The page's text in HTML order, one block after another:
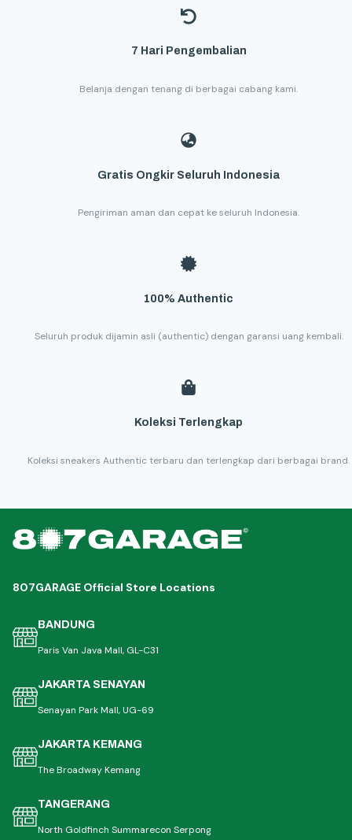
7 Hari Pengembalian
Belanja dengan tenang di berbagai cabang kami.
Gratis Ongkir Seluruh Indonesia
Pengiriman aman dan cepat ke seluruh Indonesia.
100% Authentic
Seluruh produk dijamin asli (authentic) dengan garansi uang kembali.
Koleksi Terlengkap
Koleksi sneakers Authentic terbaru dan terlengkap dari berbagai brand.
807GARAGE Official Store Locations
BANDUNG
Paris Van Java Mall, GL-C31
JAKARTA SENAYAN
Senayan Park Mall, UG-69
JAKARTA KEMANG
The Broadway Kemang
TANGERANG
North Goldfinch Summarecon Serpong